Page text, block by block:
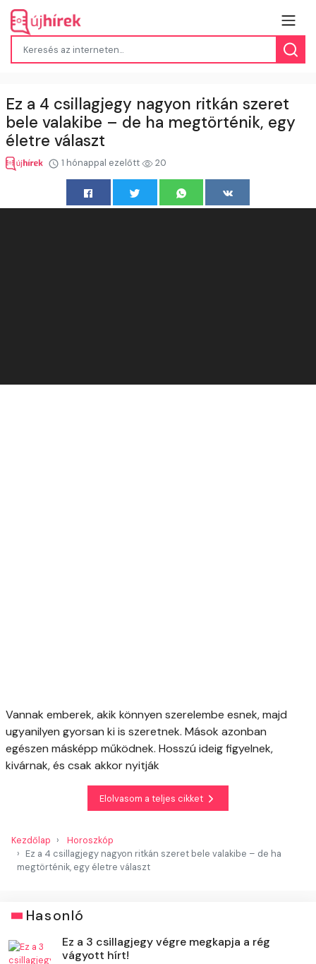
Ez a 4 csillagjegy nagyon ritkán szeret
bele valakibe – de ha megtörténik, egy
életre választ
1 hónappal ezelőtt 20
Vannak emberek, akik könnyen szerelembe esnek, majd
ugyanilyen gyorsan ki is szeretnek. Mások azonban
egészen másképp működnek. Hosszú ideig figyelnek,
kivárnak, és csak akkor nyitják
Elolvasom a teljes cikket
Kezdőlap
Horoszkóp
Ez a 4 csillagjegy nagyon ritkán szeret bele valakibe – de ha
megtörténik, egy életre választ
Hasonló
Ez a 3 csillagjegy végre megkapja a rég
vágyott hírt!